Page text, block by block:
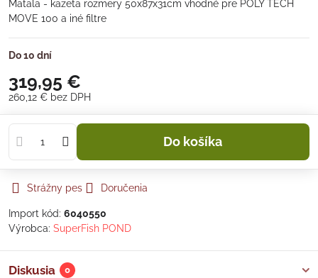
Matala - kazeta rozmery 50x87x31cm vhodné pre POLY TECH
MOVE 100 a iné filtre
Do 10 dní
319,95 €
260,12 € bez DPH
Do košíka
Strážny pes Doručenia
Import kód: 6040550
Výrobca: SuperFish POND
Diskusia 0